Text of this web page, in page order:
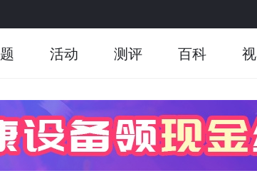
活动 测评 百科